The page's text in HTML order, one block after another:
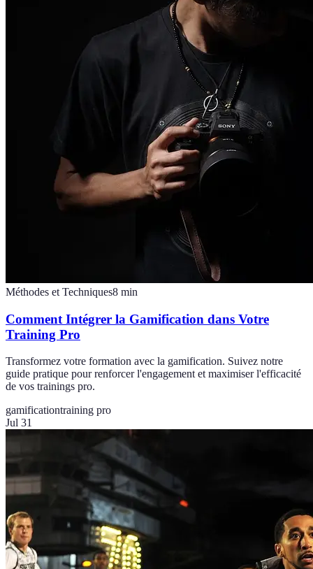
Méthodes et Techniques8 min
Comment Intégrer la Gamification dans Votre
Training Pro
Transformez votre formation avec la gamification. Suivez notre
guide pratique pour renforcer l'engagement et maximiser l'efficacité
de vos trainings pro.
gamificationtraining pro
Jul 31